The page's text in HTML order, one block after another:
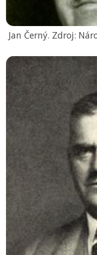
Jan Černý. Zdroj: